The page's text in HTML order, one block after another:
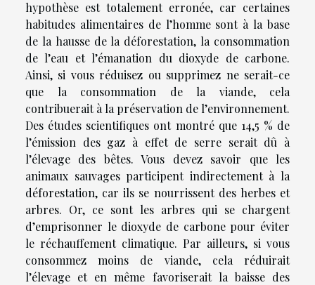
hypothèse est totalement erronée, car certaines
habitudes alimentaires de l’homme sont à la base
de la hausse de la déforestation, la consommation
de l’eau et l’émanation du dioxyde de carbone.
Ainsi, si vous réduisez ou supprimez ne serait-ce
que la consommation de la viande, cela
contribuerait à la préservation de l’environnement.
Des études scientifiques ont montré que 14,5 % de
l’émission des gaz à effet de serre serait dû à
l’élevage des bêtes. Vous devez savoir que les
animaux sauvages participent indirectement à la
déforestation, car ils se nourrissent des herbes et
arbres. Or, ce sont les arbres qui se chargent
d’emprisonner le dioxyde de carbone pour éviter
le réchauffement climatique. Par ailleurs, si vous
consommez moins de viande, cela réduirait
l’élevage et en même favoriserait la baisse des